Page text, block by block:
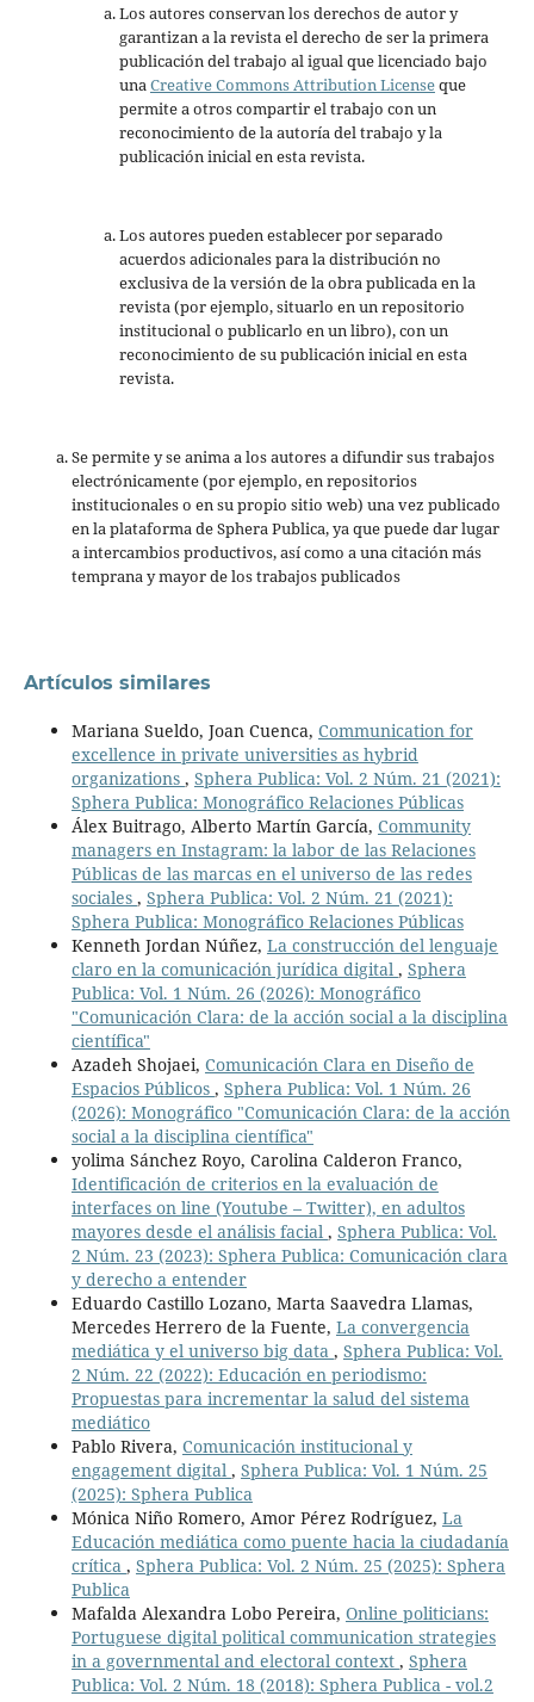
Los autores conservan los derechos de autor y
garantizan a la revista el derecho de ser la primera
publicación del trabajo al igual que licenciado bajo
una Creative Commons Attribution Licenseque
permite a otros compartir el trabajo con un
reconocimiento de la autoría del trabajo y la
publicación inicial en esta revista.
Los autores pueden establecer por separado
acuerdos adicionales para la distribución no
exclusiva de la versión de la obra publicada en la
revista (por ejemplo, situarlo en un repositorio
institucional o publicarlo en un libro), con un
reconocimiento de su publicación inicial en esta
revista.
Se permite y se anima a los autores a difundir sus trabajos
electrónicamente (por ejemplo, en repositorios
institucionales o en su propio sitio web) una vez publicado
en la plataforma de Sphera Publica, ya que puede dar lugar
a intercambios productivos, así como a una citación más
temprana y mayor de los trabajos publicados
Artículos similares
Mariana Sueldo, Joan Cuenca, Communication for
excellence in private universities as hybrid
organizations , Sphera Publica: Vol. 2 Núm. 21 (2021):
Sphera Publica: Monográfico Relaciones Públicas
Álex Buitrago, Alberto Martín García, Community
managers en Instagram: la labor de las Relaciones
Públicas de las marcas en el universo de las redes
sociales , Sphera Publica: Vol. 2 Núm. 21 (2021):
Sphera Publica: Monográfico Relaciones Públicas
Kenneth Jordan Núñez, La construcción del lenguaje
claro en la comunicación jurídica digital , Sphera
Publica: Vol. 1 Núm. 26 (2026): Monográfico
"Comunicación Clara: de la acción social a la disciplina
científica"
Azadeh Shojaei, Comunicación Clara en Diseño de
Espacios Públicos , Sphera Publica: Vol. 1 Núm. 26
(2026): Monográfico "Comunicación Clara: de la acción
social a la disciplina científica"
yolima Sánchez Royo, Carolina Calderon Franco,
Identificación de criterios en la evaluación de
interfaces on line (Youtube – Twitter), en adultos
mayores desde el análisis facial , Sphera Publica: Vol.
2 Núm. 23 (2023): Sphera Publica: Comunicación clara
y derecho a entender
Eduardo Castillo Lozano, Marta Saavedra Llamas,
Mercedes Herrero de la Fuente, La convergencia
mediática y el universo big data , Sphera Publica: Vol.
2 Núm. 22 (2022): Educación en periodismo:
Propuestas para incrementar la salud del sistema
mediático
Pablo Rivera, Comunicación institucional y
engagement digital , Sphera Publica: Vol. 1 Núm. 25
(2025): Sphera Publica
Mónica Niño Romero, Amor Pérez Rodríguez, La
Educación mediática como puente hacia la ciudadanía
crítica , Sphera Publica: Vol. 2 Núm. 25 (2025): Sphera
Publica
Mafalda Alexandra Lobo Pereira, Online politicians:
Portuguese digital political communication strategies
in a governmental and electoral context , Sphera
Publica: Vol. 2 Núm. 18 (2018): Sphera Publica - vol.2